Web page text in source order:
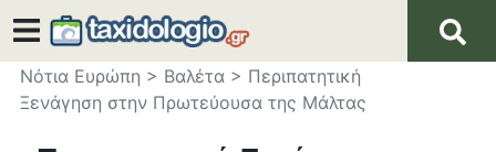
Νότια Ευρώπη > Βαλέτα > Περιπατητική
Ξενάγηση στην Πρωτεύουσα της Μάλτας